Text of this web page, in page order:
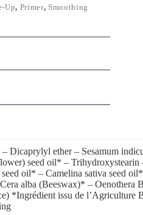
Up, Primer, Smoothing
Dicaprylyl ether – Sesamum
seed oil* – Trihydroxystearin
oil* – Camelina sativa seed
alba (Beeswax)* – Oenothera
*Ingrédient issu de l’Agriculture